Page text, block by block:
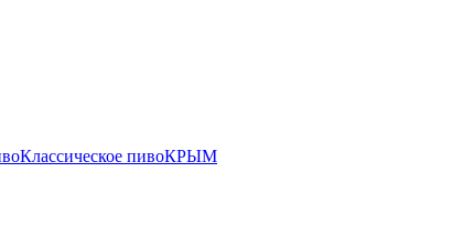
Классическое пивоКРЫМ